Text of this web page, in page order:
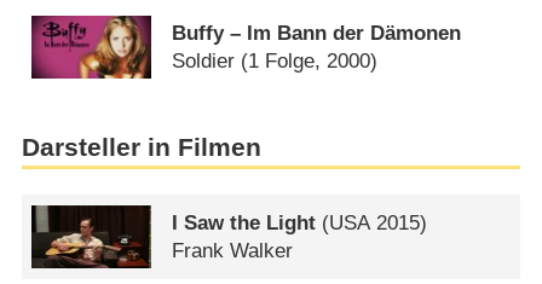
Buffy – Im Bann der Dämonen
Soldier (1 Folge, 2000)
Darsteller in Filmen
I Saw the Light (USA2015)
Frank Walker